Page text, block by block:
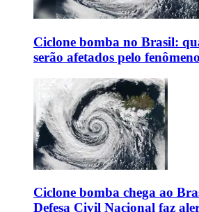
Ciclone bomba no Brasil:
serão afetados pelo fenômeno
Ciclone bomba chega ao
Defesa Civil Nacional faz